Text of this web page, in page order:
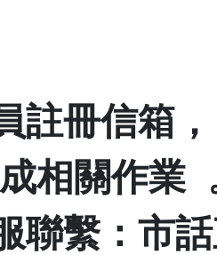
註冊信箱
相關作業
聯繫：市